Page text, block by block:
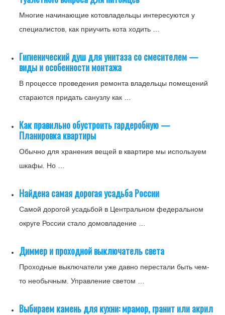
Многие начинающие котовладельцы интересуются у
специалистов, как приучить кота ходить …
Гигиенический душ для унитаза со смесителем —
виды и особенности монтажа
В процессе проведения ремонта владельцы помещений
стараются придать санузлу как …
Как правильно обустроить гардеробную —
Планировка квартиры
Обычно для хранения вещей в квартире мы используем
шкафы. Но …
Найдена самая дорогая усадьба России
Самой дорогой усадьбой в Центральном федеральном
округе России стало домовладение …
Диммер и проходной выключатель света
Проходные выключатели уже давно перестали быть чем-
то необычным. Управление светом …
Выбираем камень для кухни: мрамор, гранит или акрил